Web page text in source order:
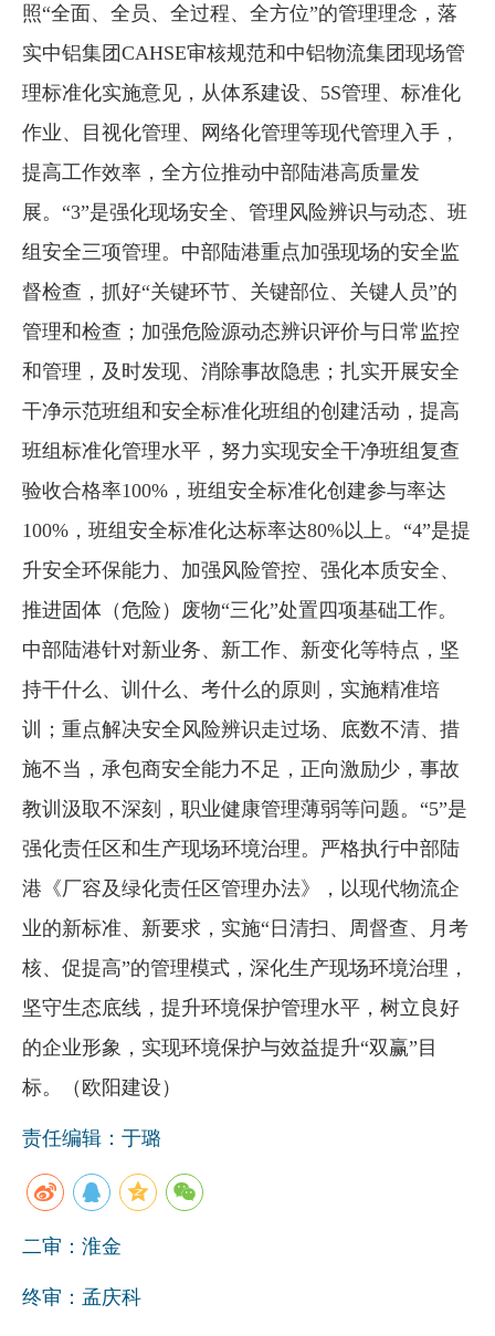
照“全面、全员、全过程、全方位”的管理理念，落
实中铝集团CAHSE审核规范和中铝物流集团现场管
理标准化实施意见，从体系建设、5S管理、标准化
作业、目视化管理、网络化管理等现代管理入手，
提高工作效率，全方位推动中部陆港高质量发
展。“3”是强化现场安全、管理风险辨识与动态、班
组安全三项管理。中部陆港重点加强现场的安全监
督检查，抓好“关键环节、关键部位、关键人员”的
管理和检查；加强危险源动态辨识评价与日常监控
和管理，及时发现、消除事故隐患；扎实开展安全
干净示范班组和安全标准化班组的创建活动，提高
班组标准化管理水平，努力实现安全干净班组复查
验收合格率100%，班组安全标准化创建参与率达
100%，班组安全标准化达标率达80%以上。“4”是提
升安全环保能力、加强风险管控、强化本质安全、
推进固体（危险）废物“三化”处置四项基础工作。
中部陆港针对新业务、新工作、新变化等特点，坚
持干什么、训什么、考什么的原则，实施精准培
训；重点解决安全风险辨识走过场、底数不清、措
施不当，承包商安全能力不足，正向激励少，事故
教训汲取不深刻，职业健康管理薄弱等问题。“5”是
强化责任区和生产现场环境治理。严格执行中部陆
港《厂容及绿化责任区管理办法》，以现代物流企
业的新标准、新要求，实施“日清扫、周督查、月考
核、促提高”的管理模式，深化生产现场环境治理，
坚守生态底线，提升环境保护管理水平，树立良好
的企业形象，实现环境保护与效益提升“双赢”目
标。（欧阳建设）
责任编辑：于璐
二审：淮金
终审：孟庆科